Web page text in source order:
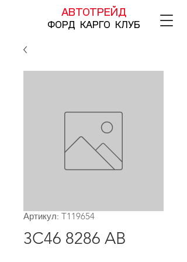
АВТОТРЕЙД
ФОРД КАРГО КЛУБ
Артикул: T119654
3C46 8286 AB